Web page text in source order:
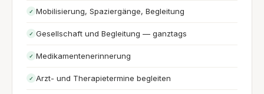
✓ Mobilisierung, Spaziergänge, Begleitung
✓ Gesellschaft und Begleitung — ganztags
✓ Medikamentenerinnerung
✓ Arzt- und Therapietermine begleiten